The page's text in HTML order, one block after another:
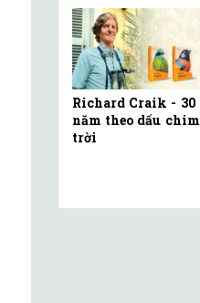
Richard Craik - 30
năm theo dấu chim
trời